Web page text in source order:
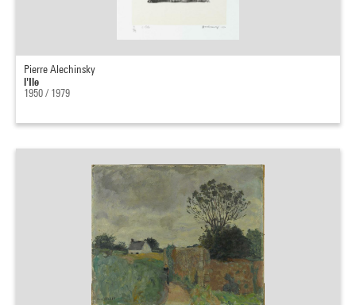
Pierre Alechinsky
l'Ile
1950 / 1979